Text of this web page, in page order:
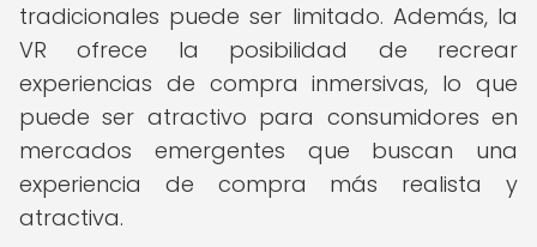
tradicionales puede ser limitado. Además, la
VR ofrece la posibilidad de recrear
experiencias de compra inmersivas, lo que
puede ser atractivo para consumidores en
mercados emergentes que buscan una
experiencia de compra más realista y
atractiva.